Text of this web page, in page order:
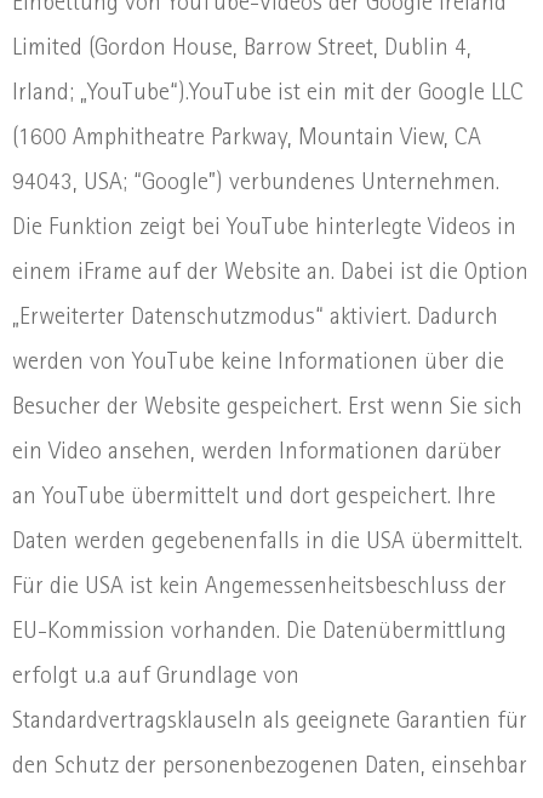
Limited (Gordon House, Barrow Street, Dublin 4,
Irland; „YouTube“).YouTube ist ein mit der Google LLC
(1600 Amphitheatre Parkway, Mountain View, CA
94043, USA; “Google”) verbundenes Unternehmen.
Die Funktion zeigt bei YouTube hinterlegte Videos in
einem iFrame auf der Website an. Dabei ist die Option
„Erweiterter Datenschutzmodus“ aktiviert. Dadurch
werden von YouTube keine Informationen über die
Besucher der Website gespeichert. Erst wenn Sie sich
ein Video ansehen, werden Informationen darüber
an YouTube übermittelt und dort gespeichert. Ihre
Daten werden gegebenenfalls in die USA übermittelt.
Für die USA ist kein Angemessenheitsbeschluss der
EU-Kommission vorhanden. Die Datenübermittlung
erfolgt u.a auf Grundlage von
Standardvertragsklauseln als geeignete Garantien für
den Schutz der personenbezogenen Daten, einsehbar